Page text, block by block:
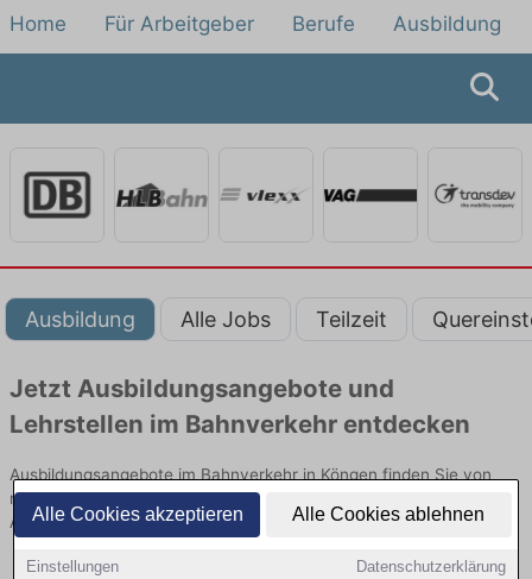
Alle Cookies akzeptieren Alle Cookies ablehnen
Einstellungen Datenschutzerklärung
Home Für Arbeitgeber Berufe Ausbildung
Ausbildung Alle Jobs Teilzeit
Jetzt Ausbildungsangebote und
Lehrstellen im Bahnverkehr entdecken
Ausbildungsangebote im Bahnverkehr in Köngen finden Sie von
namhaften Firmen. Entdecken Sie freie Optionen von Top-
Arbeitgebern und bewerben Sie sich noch heute.